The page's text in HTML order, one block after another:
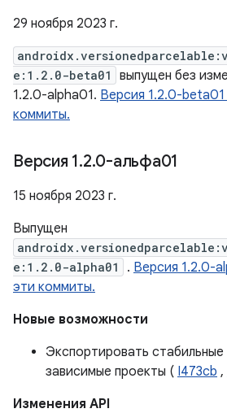
29 ноября 2023 г.
e:1.2.0-beta01
выпущен без
1.2.0-alpha01. Версия 1.2.0-
коммиты.
Версия 1.2.0-альфа01
15 ноября 2023 г.
Выпущен
e:1.2.0-alpha01
. Версия 1.2.0-
эти коммиты.
Новые возможности
Экспортировать
зависимые проекты ( I473cb ,
Изменения API